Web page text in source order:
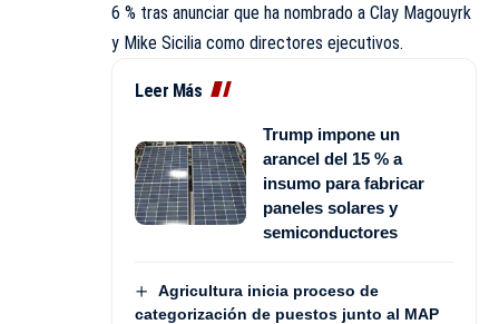
6 % tras anunciar que ha nombrado a Clay Magouyrk
y Mike Sicilia como directores ejecutivos.
Leer Más
Trump impone un
arancel del 15 % a
insumo para fabricar
paneles solares y
semiconductores
Agricultura inicia proceso de
categorización de puestos junto al MAP